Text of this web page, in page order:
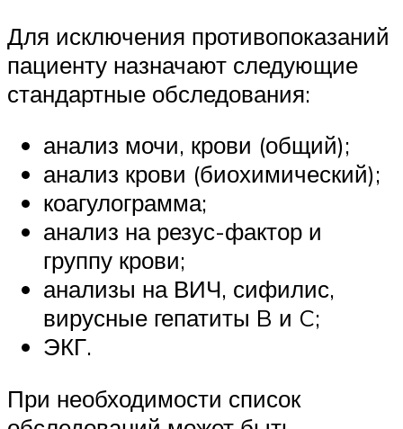
Для исключения противопоказаний
пациенту назначают следующие
стандартные обследования:
анализ мочи, крови (общий);
анализ крови (биохимический);
коагулограмма;
анализ на резус-фактор и
группу крови;
анализы на ВИЧ, сифилис,
вирусные гепатиты B и C;
ЭКГ.
При необходимости список